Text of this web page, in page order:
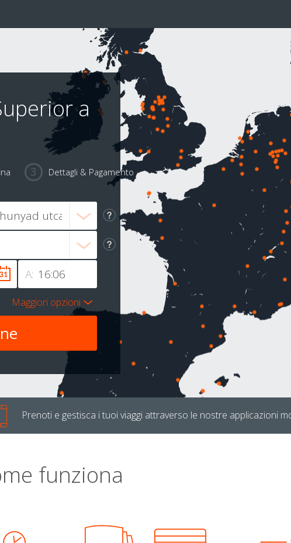
a
Dettagli & Pagamento
A:
Maggiori opzioni
Prenoti e gestisca i tuoi viaggi attraverso le nostre applicazioni
funziona